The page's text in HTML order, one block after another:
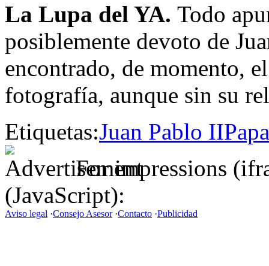
La Lupa del YA. Todo
posiblemente devoto de
encontrado, de momento,
fotografía, aunque sin su
Etiquetas:Juan Pablo II
For impressions
(JavaScript):
Aviso legal ·Consejo Asesor·Contacto ·Publicidad